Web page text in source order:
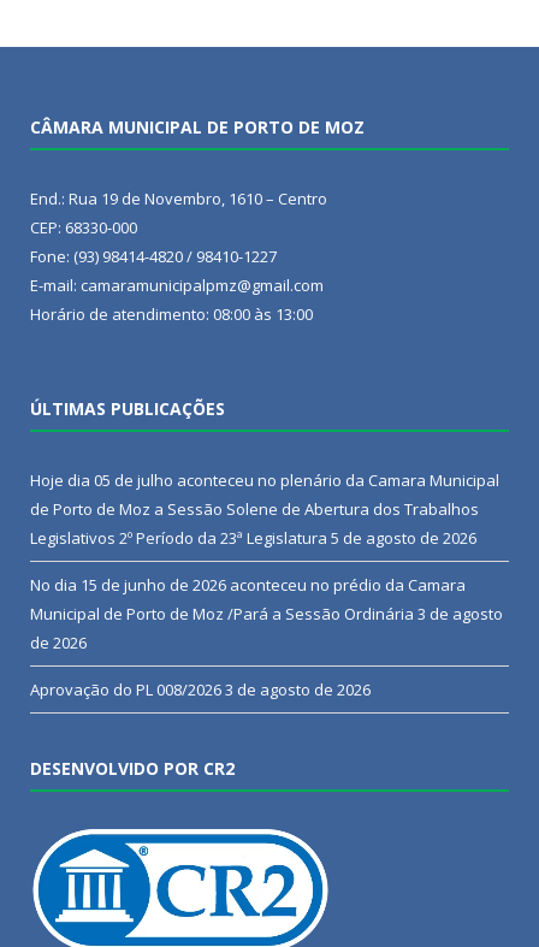
CÂMARA MUNICIPAL DE PORTO DE MOZ
End.: Rua 19 de Novembro, 1610 – Centro
CEP: 68330-000
Fone: (93) 98414-4820 / 98410-1227
E-mail: camaramunicipalpmz@gmail.com
Horário de atendimento: 08:00 às 13:00
ÚLTIMAS PUBLICAÇÕES
Hoje dia 05 de julho aconteceu no plenário da Camara Municipal
de Porto de Moz a Sessão Solene de Abertura dos Trabalhos
Legislativos 2º Período da 23ª Legislatura 5 de agosto de 2026
No dia 15 de junho de 2026 aconteceu no prédio da Camara
Municipal de Porto de Moz /Pará a Sessão Ordinária 3 de agosto
de 2026
Aprovação do PL 008/20263 de agosto de 2026
DESENVOLVIDO POR CR2